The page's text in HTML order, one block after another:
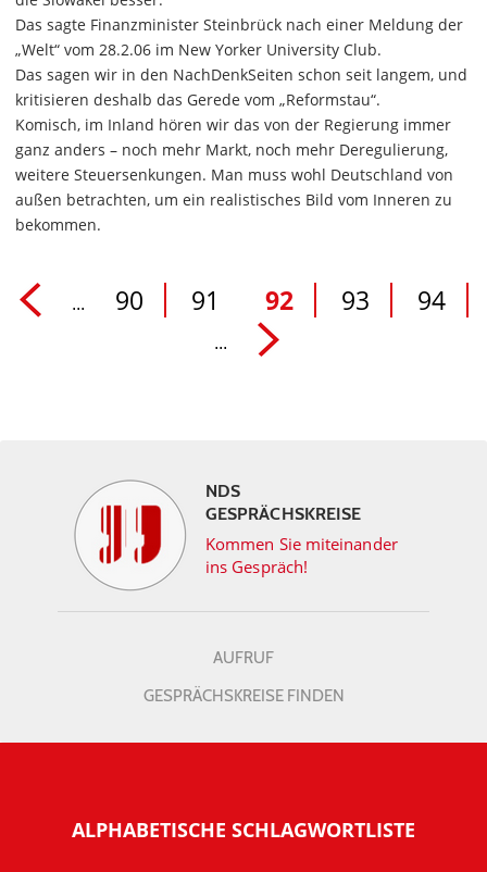
Das sagte Finanzminister Steinbrück nach einer Meldung der
„Welt“ vom 28.2.06 im New Yorker University Club.
Das sagen wir in den NachDenkSeiten schon seit langem, und
kritisieren deshalb das Gerede vom „Reformstau“.
Komisch, im Inland hören wir das von der Regierung immer
ganz anders – noch mehr Markt, noch mehr Deregulierung,
weitere Steuersenkungen. Man muss wohl Deutschland von
außen betrachten, um ein realistisches Bild vom Inneren zu
bekommen.
... 90 91 92 93 94
...
NDS
GESPRÄCHSKREISE
Kommen Sie miteinander
ins Gespräch!
AUFRUF
GESPRÄCHSKREISE FINDEN
ALPHABETISCHE SCHLAGWORTLISTE